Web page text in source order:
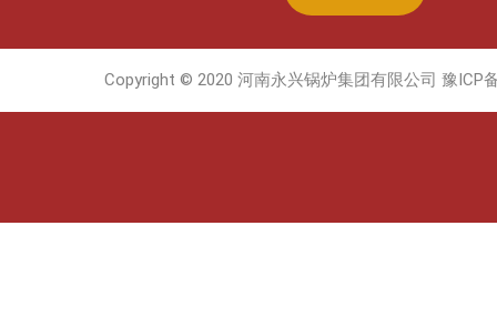
Copyright © 2020 河南永兴锅炉集团有限公司 豫ICP